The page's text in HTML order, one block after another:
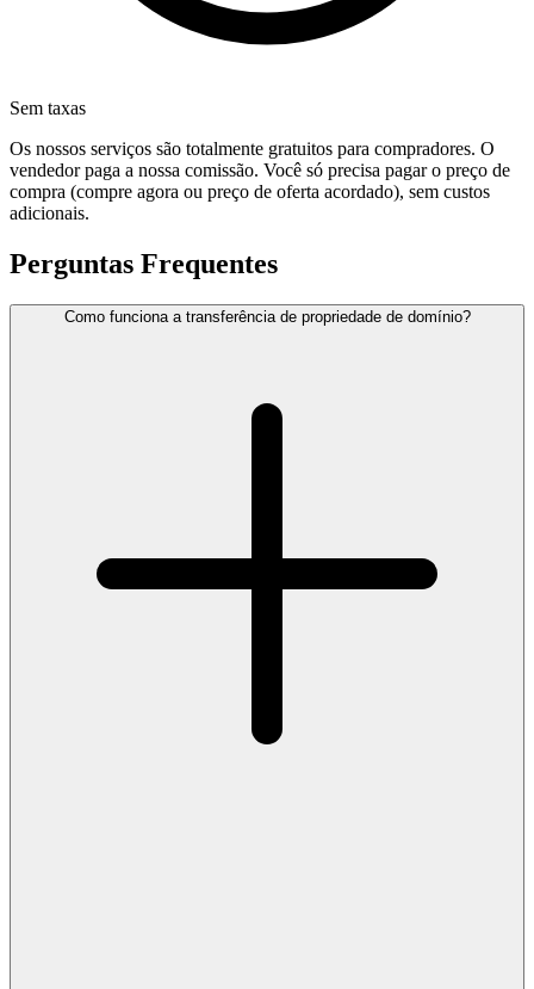
Sem taxas
Os nossos serviços são totalmente gratuitos para compradores. O
vendedor paga a nossa comissão. Você só precisa pagar o preço de
compra (compre agora ou preço de oferta acordado), sem custos
adicionais.
Perguntas Frequentes
Como funciona a transferência de propriedade de domínio?